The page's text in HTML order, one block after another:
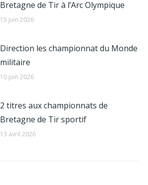
Bretagne de Tir à l’Arc Olympique
15 juin 2026
Direction les championnat du Monde
militaire
10 juin 2026
2 titres aux championnats de
Bretagne de Tir sportif
13 avril 2026